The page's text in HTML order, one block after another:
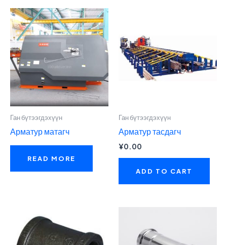
Ган бүтээгдэхүүн
Арматур матагч
READ MORE
Ган бүтээгдэхүүн
Арматур тасдагч
¥0.00
ADD TO CART